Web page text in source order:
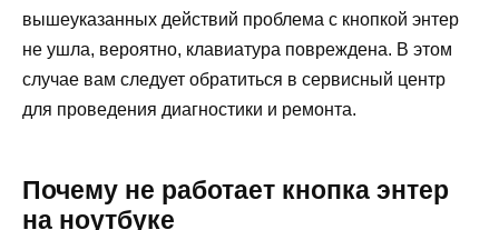
вышеуказанных действий проблема с кнопкой энтер
не ушла, вероятно, клавиатура повреждена. В этом
случае вам следует обратиться в сервисный центр
для проведения диагностики и ремонта.
Почему не работает кнопка энтер
на ноутбуке